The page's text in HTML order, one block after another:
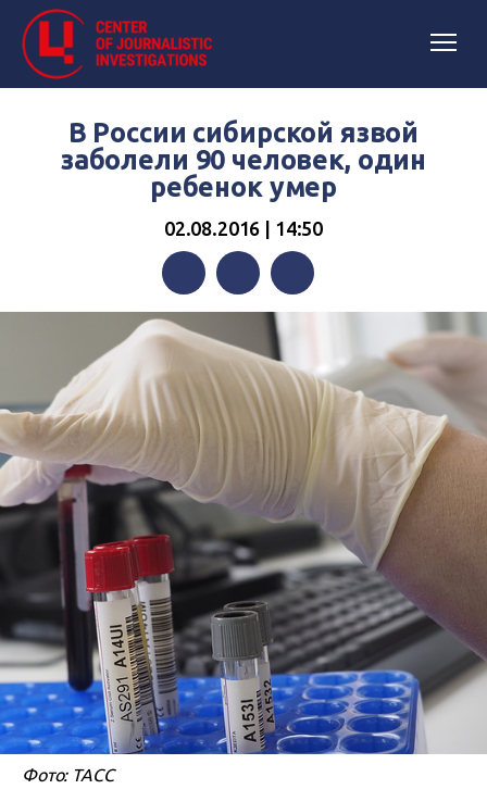
В России сибирской язвой
заболели 90 человек, один
ребенок умер
02.08.2016 | 14:50
FacebookTwitterTelegram
Фото: ТАСС